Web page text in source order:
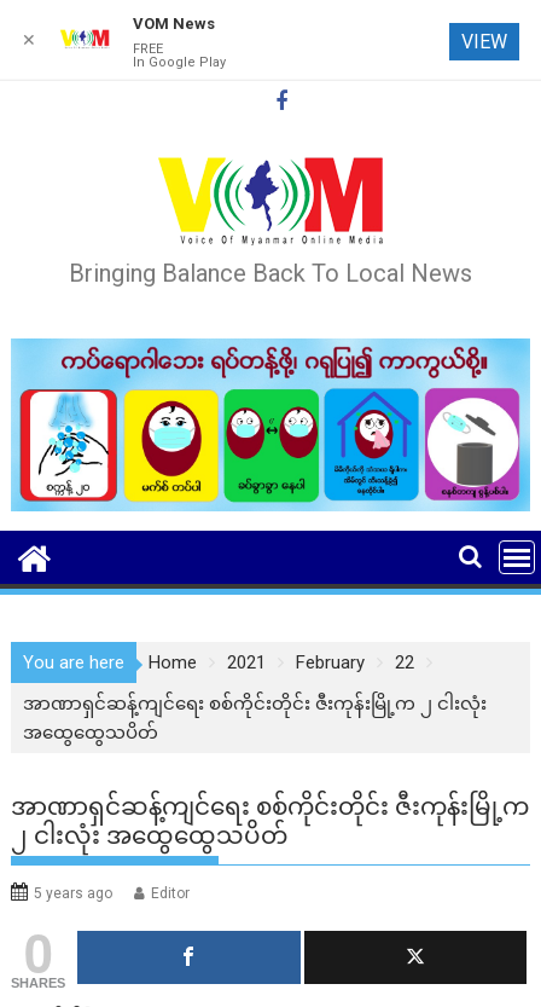
Bringing Balance Back To Local News
You are here Home 2021 February
22
အာဏာရှင်ဆန့်ကျင်ရေး စစ်ကိုင်းတိုင်း ဇီးကုန်းမြို့က ၂ ငါးလုံး
အထွေထွေသပိတ်
အာဏာရှင်ဆန့်ကျင်ရေး စစ်ကိုင်းတိုင်း ဇီးကုန်းမြို့က
၂ ငါးလုံး အထွေထွေသပိတ်
5 years ago Editor
0
SHARES
✕
VOM News
FREE
In Google Play
VIEW